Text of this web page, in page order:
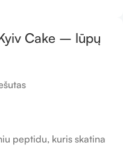
Cake – lūpų
peptidu, kuris skatina